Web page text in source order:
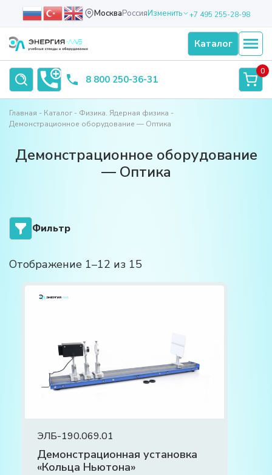
МоскваРоссияИзменить +7 495 255-28-98
Каталог
8 800 250-36-31
0
Главная Каталог
Физика. Ядерная физика
Демонстрационное оборудование — Оптика
Демонстрационное оборудование
— Оптика
Фильтр
Отображение 1–12 из 15
ЭЛБ-190.069.01
Демонстрационная установка
«Кольца Ньютона»